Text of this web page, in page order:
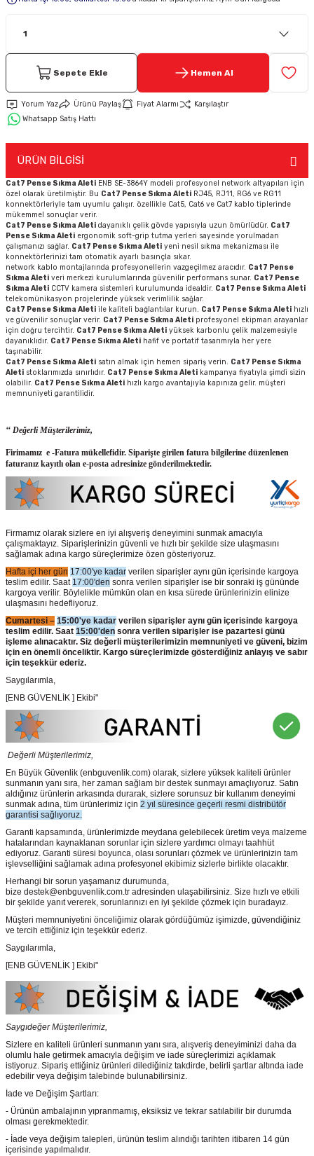
Hırsız Alarm Aksesuarlar
Sepete Ekle Hemen Al
Yorum Yaz Ürünü Paylaş Fiyat Alarmı
Karşılaştır
Whatsapp Satış Hattı
ÜRÜN BİLGİSİ
Cat7 Pense Sıkma Aleti ENB SE-3864Y modeli profesyonel network altyapıları için
özel olarak üretilmiştir. Bu Cat7 Pense Sıkma Aleti RJ45, RJ11, RG6 ve RG11
konnektörleriyle tam uyumlu çalışır. özellikle Cat5, Cat6 ve Cat7 kablo tiplerinde
mükemmel sonuçlar verir.
Cat7 Pense Sıkma Aleti dayanıklı çelik gövde yapısıyla uzun ömürlüdür. Cat7
Pense Sıkma Aleti ergonomik soft-grip tutma yerleri sayesinde yorulmadan
çalışmanızı sağlar. Cat7 Pense Sıkma Aleti yeni nesil sıkma mekanizması ile
konnektörlerinizi tam otomatik ayarlı basınçla sıkar.
network kablo montajlarında profesyonellerin vazgeçilmez aracıdır. Cat7 Pense
Sıkma Aleti veri merkezi kurulumlarında güvenilir performans sunar. Cat7 Pense
Sıkma Aleti CCTV kamera sistemleri kurulumunda idealdir. Cat7 Pense Sıkma Aleti
telekomünikasyon projelerinde yüksek verimlilik sağlar.
Cat7 Pense Sıkma Aleti ile kaliteli bağlantılar kurun. Cat7 Pense Sıkma Aleti hızlı
ve güvenilir sonuçlar verir. Cat7 Pense Sıkma Aleti profesyonel ekipman arayanlar
için doğru tercihtir. Cat7 Pense Sıkma Aleti yüksek karbonlu çelik malzemesiyle
dayanıklıdır. Cat7 Pense Sıkma Aleti hafif ve portatif tasarımıyla her yere
taşınabilir.
Cat7 Pense Sıkma Aleti satın almak için hemen sipariş verin. Cat7 Pense Sıkma
Aleti stoklarımızda sınırlıdır. Cat7 Pense Sıkma Aleti kampanya fiyatıyla şimdi sizin
olabilir. Cat7 Pense Sıkma Aleti hızlı kargo avantajıyla kapınıza gelir. müşteri
memnuniyeti garantilidir.
‘‘ Değerli Müşterilerimiz,
Firimamız e -Fatura mükellefidir. Siparişte girilen fatura bilgilerine düzenlenen
faturanız kayıtlı olan e-posta adresinize gönderilmektedir.
Firmamız olarak sizlere en iyi alışveriş deneyimini sunmak amacıyla
çalışmaktayız. Siparişlerinizin güvenli ve hızlı bir şekilde size ulaşmasını
sağlamak adına kargo süreçlerimize özen gösteriyoruz.
Hafta içi her gün 17:00'ye kadar verilen siparişler aynı gün içerisinde kargoya
teslim edilir. Saat 17:00'den sonra verilen siparişler ise bir sonraki iş gününde
kargoya verilir. Böylelikle mümkün olan en kısa sürede ürünlerinizin elinize
ulaşmasını hedefliyoruz.
Cumartesi – 15:00'ye kadar verilen siparişler aynı gün içerisinde kargoya
teslim edilir. Saat 15:00'den sonra verilen siparişler ise pazartesi günü
işleme alınacaktır. Siz değerli müşterilerimizin memnuniyeti ve güveni, bizim
için en önemli önceliktir. Kargo süreçlerimizde gösterdiğiniz anlayış ve sabır
için teşekkür ederiz.
Saygılarımla,
[ENB GÜVENLİK ] Ekibi"
Değerli Müşterilerimiz,
En Büyük Güvenlik (enbguvenlik.com) olarak, sizlere yüksek kaliteli ürünler
sunmanın yanı sıra, her zaman sağlam bir destek sunmayı amaçlıyoruz. Satın
aldığınız ürünlerin arkasında durarak, sizlere sorunsuz bir kullanım deneyimi
sunmak adına, tüm ürünlerimiz için 2 yıl süresince geçerli resmi distribütör
garantisi sağlıyoruz.
Garanti kapsamında, ürünlerimizde meydana gelebilecek üretim veya malzeme
hatalarından kaynaklanan sorunlar için sizlere yardımcı olmayı taahhüt
ediyoruz. Garanti süresi boyunca, olası sorunları çözmek ve ürünlerinizin tam
işlevselliğini sağlamak adına profesyonel ekibimiz sizlerle birlikte olacaktır.
Herhangi bir sorun yaşamanız durumunda,
bize destek@enbguvenlik.com.tr adresinden ulaşabilirsiniz. Size hızlı ve etkili
bir şekilde yanıt vererek, sorunlarınızı en iyi şekilde çözmek için buradayız.
Müşteri memnuniyetini önceliğimiz olarak gördüğümüz işimizde, güvendiğiniz
ve tercih ettiğiniz için teşekkür ederiz.
Saygılarımla,
[ENB GÜVENLİK ] Ekibi"
Saygıdeğer Müşterilerimiz,
Sizlere en kaliteli ürünleri sunmanın yanı sıra, alışveriş deneyiminizi daha da
olumlu hale getirmek amacıyla değişim ve iade süreçlerimizi açıklamak
istiyoruz. Sipariş ettiğiniz ürünleri dilediğiniz takdirde, belirli şartlar altında iade
edebilir veya değişim talebinde bulunabilirsiniz.
İade ve Değişim Şartları:
- Ürünün ambalajının yıpranmamış, eksiksiz ve tekrar satılabilir bir durumda
olması gerekmektedir.
- İade veya değişim talepleri, ürünün teslim alındığı tarihten itibaren 14 gün
içerisinde yapılmalıdır.